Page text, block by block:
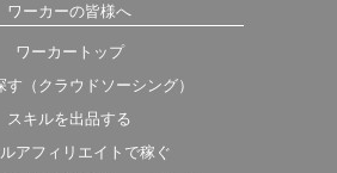
ワーカーの皆様へ
ワーカートップ
す（クラウドソーシング）
スキルを出品する
アフィリエイトで稼ぐ